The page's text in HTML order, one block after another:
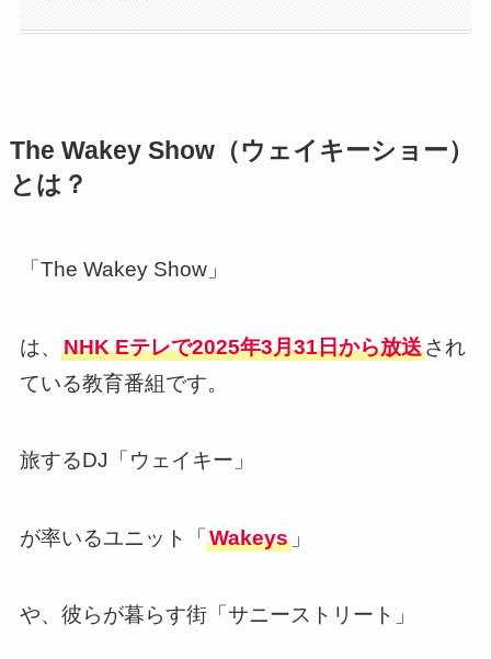
The Wakey Show（ウェイキーショー）
とは？
「The Wakey Show」
は、 NHK Eテレで2025年3月31日から放送され
ている教育番組です。
旅するDJ「ウェイキー」
が率いるユニット「Wakeys」
や、彼らが暮らす街「サニーストリート」